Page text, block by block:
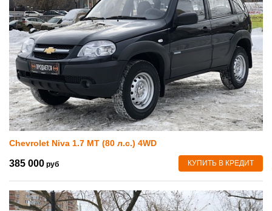
Chevrolet Niva 1.7 MT (80 л.с.) 4WD
385 000 руб КУПИТЬ В КРЕДИТ